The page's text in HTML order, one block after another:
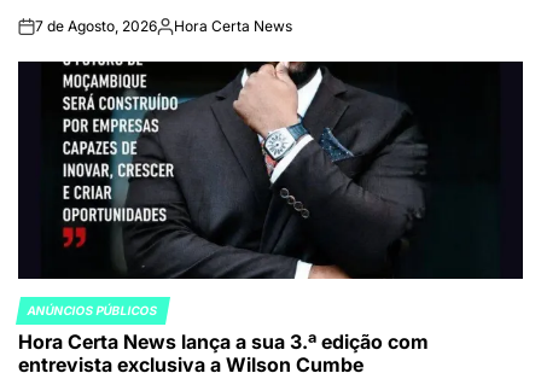
on7 de Agosto, 2026Publicado
Hora Certa News
POSTED
IN
ANÚNCIOS PÚBLICOS
Hora Certa News lança a sua 3.ª edição com
entrevista exclusiva a Wilson Cumbe